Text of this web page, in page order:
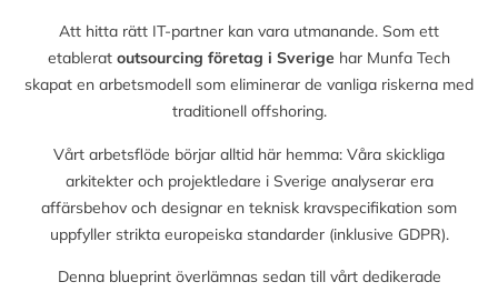
Att hitta rätt IT-partner kan vara utmanande. Som ett
etablerat outsourcing företag i Sverige har Munfa Tech
skapat en arbetsmodell som eliminerar de vanliga riskerna med
traditionell offshoring.
Vårt arbetsflöde börjar alltid här hemma: Våra skickliga
arkitekter och projektledare i Sverige analyserar era
affärsbehov och designar en teknisk kravspecifikation som
uppfyller strikta europeiska standarder (inklusive GDPR).
Denna blueprint överlämnas sedan till vårt dedikerade